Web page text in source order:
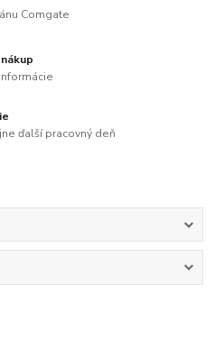
Comgate
ďalší pracovný deň